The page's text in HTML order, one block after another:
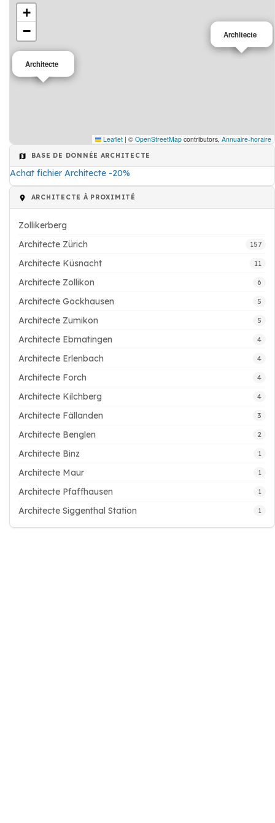
Architecte
Architecte
+
−
Leaflet | © OpenStreetMap contributors, Annuaire-horaire
BASE DE DONNÉE ARCHITECTE
Achat fichier Architecte -20%
ARCHITECTE À PROXIMITÉ
Zollikerberg
Architecte Zürich
157
Architecte Küsnacht 11
Architecte Zollikon 6
Architecte Gockhausen 5
Architecte Zumikon 5
Architecte Ebmatingen 4
Architecte Erlenbach 4
Architecte Forch 4
Architecte Kilchberg 4
Architecte Fällanden 3
Architecte Benglen 2
Architecte Binz 1
Architecte Maur 1
Architecte Pfaffhausen 1
Architecte Siggenthal Station 1